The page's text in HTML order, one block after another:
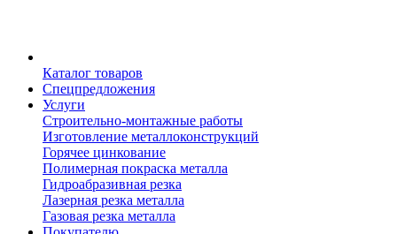
Каталог товаров
Спецпредложения
Услуги
Строительно-монтажные работы
Изготовление металлоконструкций
Горячее цинкование
Полимерная покраска металла
Гидроабразивная резка
Лазерная резка металла
Газовая резка металла